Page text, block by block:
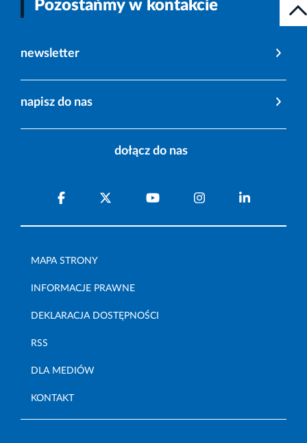
Pozostańmy w kontakcie
newsletter
napisz do nas
dołącz do nas
MAPA STRONY
INFORMACJE PRAWNE
DEKLARACJA DOSTĘPNOŚCI
RSS
DLA MEDIÓW
KONTAKT